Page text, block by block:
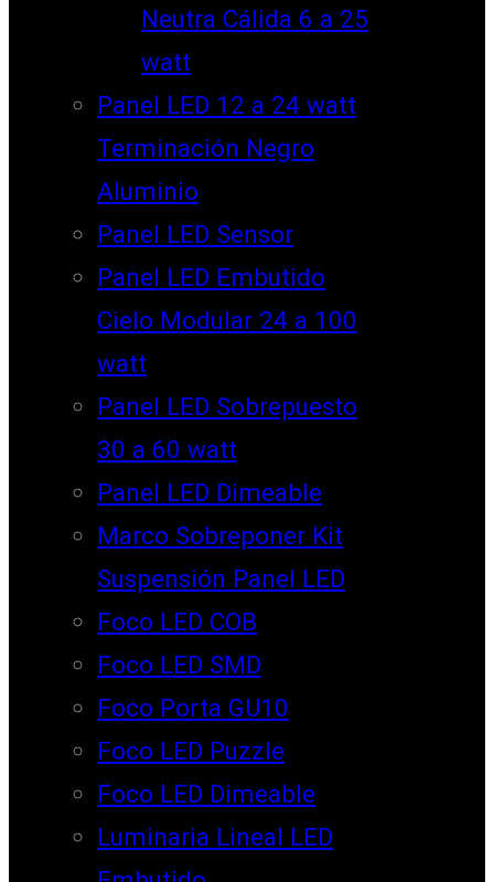
Neutra Cálida 6 a 25
watt
Panel LED 12 a 24 watt
Terminación Negro
Aluminio
Panel LED Sensor
Panel LED Embutido
Cielo Modular 24 a 100
watt
Panel LED Sobrepuesto
30 a 60 watt
Panel LED Dimeable
Marco Sobreponer Kit
Suspensión Panel LED
Foco LED COB
Foco LED SMD
Foco Porta GU10
Foco LED Puzzle
Foco LED Dimeable
Luminaria Lineal LED